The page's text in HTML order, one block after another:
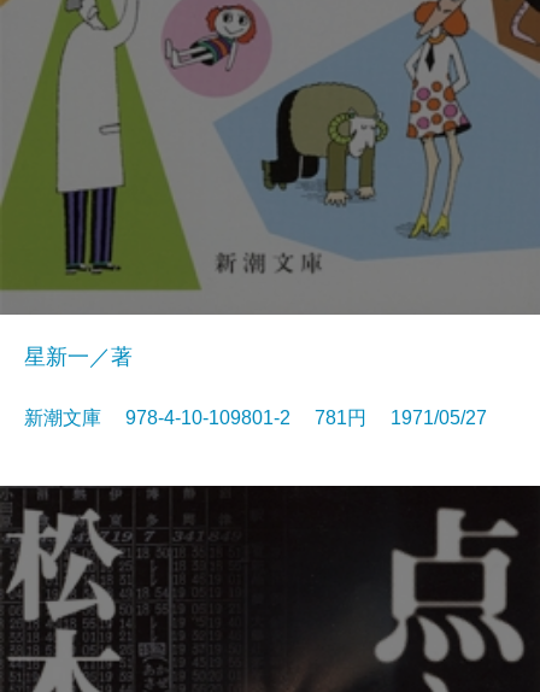
星新一／著
新潮文庫 978-4-10-109801-2 781円 1971/05/27